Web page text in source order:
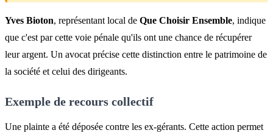
Yves Bioton, représentant local de Que Choisir Ensemble, indique
que c'est par cette voie pénale qu'ils ont une chance de récupérer
leur argent. Un avocat précise cette distinction entre le patrimoine de
la société et celui des dirigeants.
Exemple de recours collectif
Une plainte a été déposée contre les ex-gérants. Cette action permet